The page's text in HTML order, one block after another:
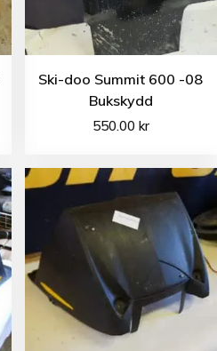
Ski-doo Summit 600 -08
Bukskydd
550.00 kr